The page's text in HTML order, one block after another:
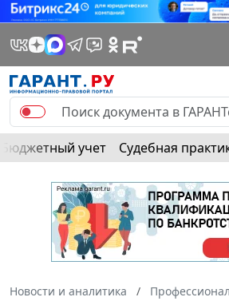
Бюджетный учет Судебная
Новости и аналитика